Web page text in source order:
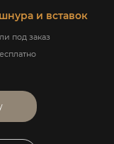
и вставок
под заказ